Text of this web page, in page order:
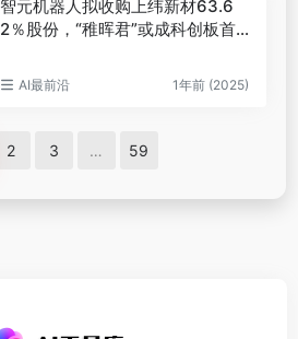
智元机器人拟收购上纬新材63.6
2％股份，“稚晖君”或成科创板首家
AI最前沿 1年前 (2025)
2 3 … 59